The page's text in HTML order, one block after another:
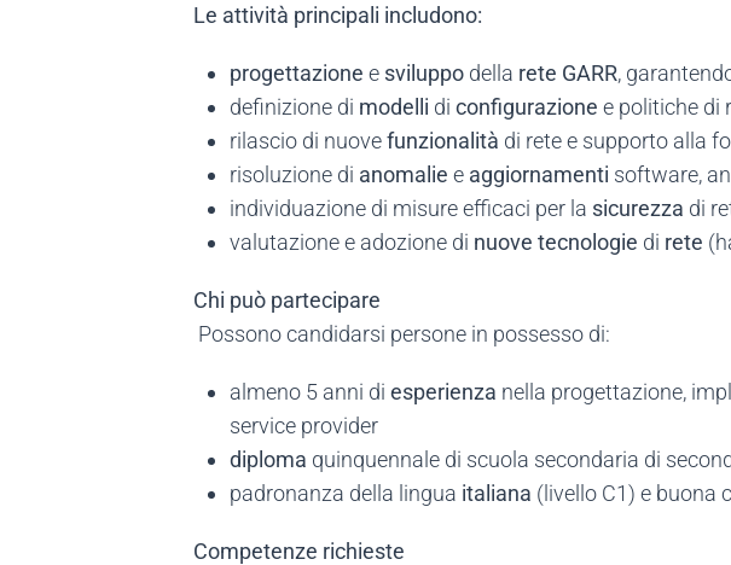
Le attività principali includono:
progettazione e sviluppo della rete GARR,
definizione di modelli di configurazione e politiche di
rilascio di nuovefunzionalità di rete e supporto alla
risoluzione di anomalie e aggiornamenti software,
individuazione di misure efficaci per la sicurezza di
valutazione e adozione di nuove tecnologie di rete
Chi può partecipare
Possono candidarsi persone in possesso di:
almeno 5 anni di esperienza nella progettazione,
service provider
diploma quinquennale di scuola secondaria di
padronanza della lingua italiana (livello C1) e buona
Competenze richieste